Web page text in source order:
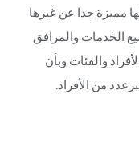
مميزة جدا عن غيرها
الخدمات والمرافق
والفئات وبأن
من الأفراد.